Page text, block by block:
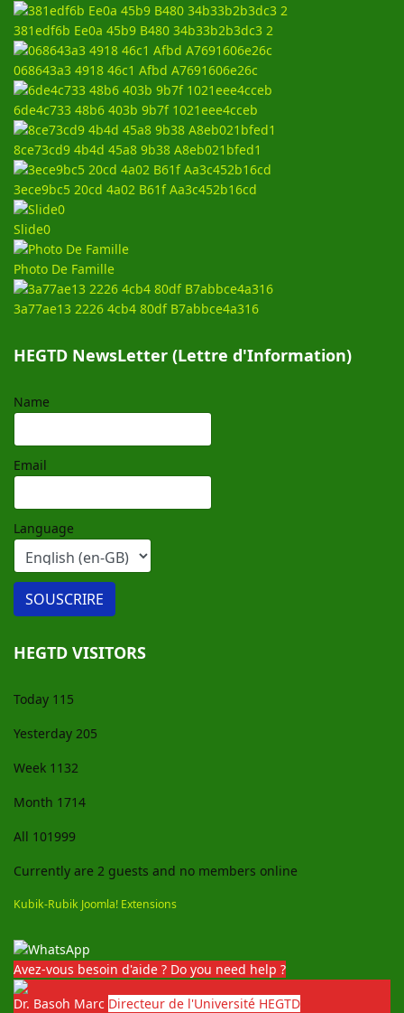
381edf6b Ee0a 45b9 B480 34b33b2b3dc3 2
068643a3 4918 46c1 Afbd A7691606e26c
6de4c733 48b6 403b 9b7f 1021eee4cceb
8ce73cd9 4b4d 45a8 9b38 A8eb021bfed1
3ece9bc5 20cd 4a02 B61f Aa3c452b16cd
Slide0
Photo De Famille
3a77ae13 2226 4cb4 80df B7abbce4a316
HEGTD NewsLetter (Lettre d'Information)
Name
Email
Language
HEGTD VISITORS
Today 115
Yesterday 205
Week 1132
Month 1714
All 101999
Currently are 2 guests and no members online
Kubik-Rubik Joomla! Extensions
Avez-vous besoin d'aide ? Do you need help ?
Dr. Basoh Marc Directeur de l'Université HEGTD